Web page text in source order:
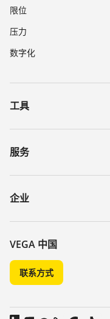
限位
压力
数字化
工具
下载
通过序列号搜索仪表
DTM Collection/PACTware
服务
寄回仪表
讲座
化学稳定性列表
介电常数列表
TeamViewer
企业
关于 VEGA
联系我们
新闻
媒体
博客
VEGA 中国
联系方式